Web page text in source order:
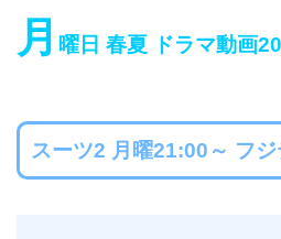
月 曜日 春夏 ドラマ動画
スーツ2 月曜21:00～ フ